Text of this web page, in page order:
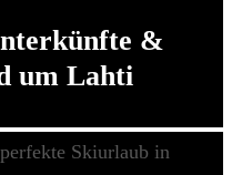
&
um Lahti